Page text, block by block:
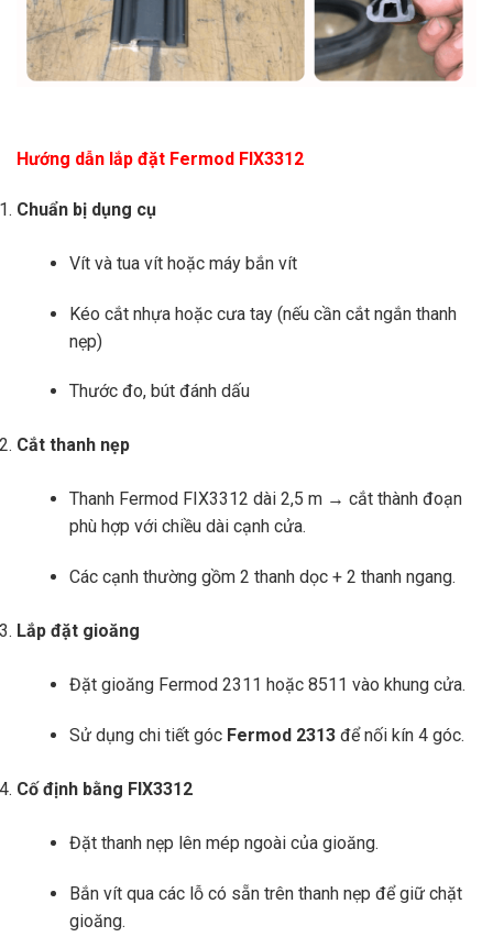
Hướng dẫn lắp đặt Fermod FIX3312
Chuẩn bị dụng cụ
Vít và tua vít hoặc máy bắn vít
Kéo cắt nhựa hoặc cưa tay (nếu cần cắt ngắn thanh
nẹp)
Thước đo, bút đánh dấu
Cắt thanh nẹp
Thanh Fermod FIX3312 dài 2,5 m → cắt thành đoạn
phù hợp với chiều dài cạnh cửa.
Các cạnh thường gồm 2 thanh dọc + 2 thanh ngang.
Lắp đặt gioăng
Đặt gioăng Fermod 2311 hoặc 8511 vào khung cửa.
Sử dụng chi tiết góc Fermod 2313 để nối kín 4 góc.
Cố định bằng FIX3312
Đặt thanh nẹp lên mép ngoài của gioăng.
Bắn vít qua các lỗ có sẵn trên thanh nẹp để giữ chặt
gioăng.